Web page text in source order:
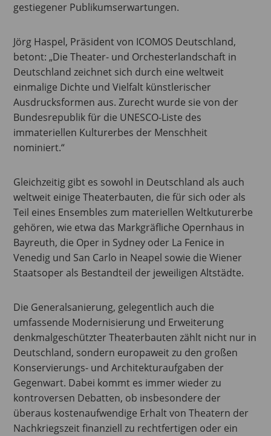
gestiegener Publikumserwartungen.
Jörg Haspel, Präsident von ICOMOS Deutschland,
betont: „Die Theater- und Orchesterlandschaft in
Deutschland zeichnet sich durch eine weltweit
einmalige Dichte und Vielfalt künstlerischer
Ausdrucksformen aus. Zurecht wurde sie von der
Bundesrepublik für die UNESCO-Liste des
immateriellen Kulturerbes der Menschheit
nominiert.“
Gleichzeitig gibt es sowohl in Deutschland als auch
weltweit einige Theaterbauten, die für sich oder als
Teil eines Ensembles zum materiellen Weltkuturerbe
gehören, wie etwa das Markgräfliche Opernhaus in
Bayreuth, die Oper in Sydney oder La Fenice in
Venedig und San Carlo in Neapel sowie die Wiener
Staatsoper als Bestandteil der jeweiligen Altstädte.
Die Generalsanierung, gelegentlich auch die
umfassende Modernisierung und Erweiterung
denkmalgeschützter Theaterbauten zählt nicht nur in
Deutschland, sondern europaweit zu den großen
Konservierungs- und Architekturaufgaben der
Gegenwart. Dabei kommt es immer wieder zu
kontroversen Debatten, ob insbesondere der
überaus kostenaufwendige Erhalt von Theatern der
Nachkriegszeit finanziell zu rechtfertigen oder ein